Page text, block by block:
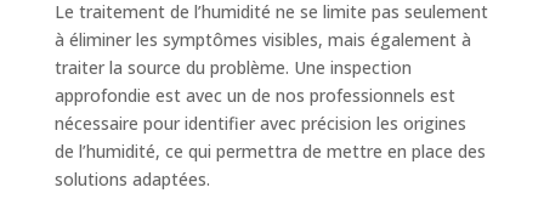
Le traitement de l’humidité ne se limite pas seulement
à éliminer les symptômes visibles, mais également à
traiter la source du problème. Une inspection
approfondie est avec un de nos professionnels est
nécessaire pour identifier avec précision les origines
de l’humidité, ce qui permettra de mettre en place des
solutions adaptées.